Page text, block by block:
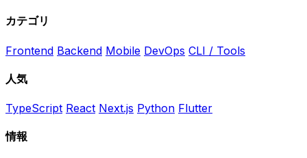
カテゴリ
Frontend Backend Mobile DevOps CLI / Tools
人気
TypeScript React Next.js Python Flutter
情報